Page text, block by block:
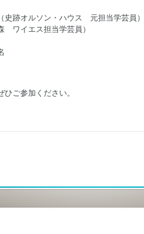
史跡オルソン・ハウス 元担当学芸員）
ワイエス担当学芸員）
ご参加ください。